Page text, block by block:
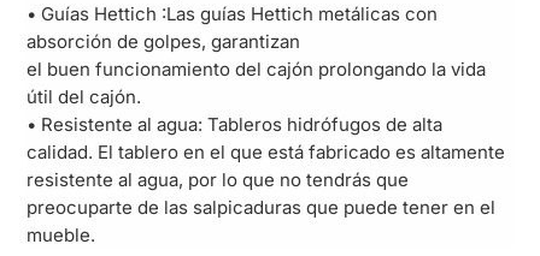
• Guías Hettich :Las guías Hettich metálicas con
absorción de golpes, garantizan
el buen funcionamiento del cajón prolongando la vida
útil del cajón.
• Resistente al agua: Tableros hidrófugos de alta
calidad. El tablero en el que está fabricado es altamente
resistente al agua, por lo que no tendrás que
preocuparte de las salpicaduras que puede tener en el
mueble.